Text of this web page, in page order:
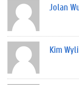
Jolan
Kim